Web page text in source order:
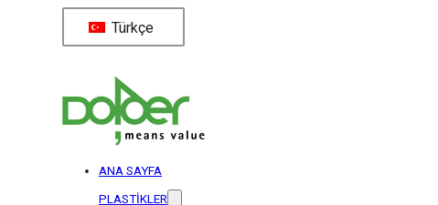
Türkçe
ANA SAYFA
PLASTİKLER